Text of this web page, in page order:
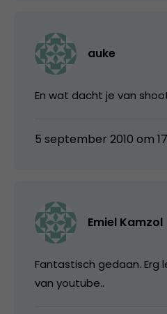
auke
En wat dacht je van
5 september 2010 om
Emiel Kamzol
Fantastisch gedaan. Erg
van youtube..